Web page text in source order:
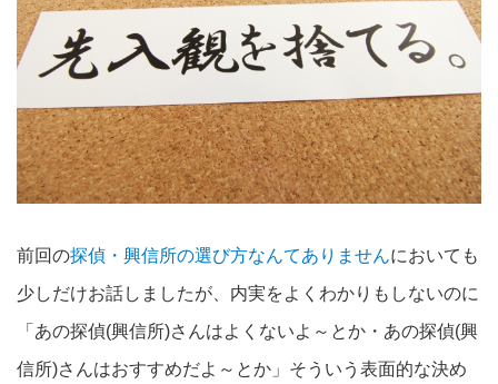
前回の探偵・興信所の選び方なんてありませんにおいても
少しだけお話しましたが、内実をよくわかりもしないのに
「あの探偵(興信所)さんはよくないよ～とか・あの探偵(興
信所)さんはおすすめだよ～とか」そういう表面的な決め